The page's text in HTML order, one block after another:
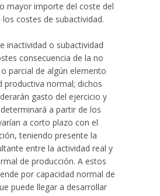
mayor importe del coste del
costes de subactividad.
inactividad o subactividad
consecuencia de la no
parcial de algún elemento
productiva normal; dichos
gasto del ejercicio y
a partir de los
a corto plazo con el
teniendo presente la
entre la actividad real y
de producción. A estos
por capacidad normal de
puede llegar a desarrollar